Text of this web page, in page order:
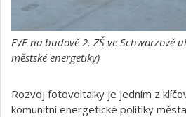
FVE na budově 2. ZŠ ve Schwarzově
městské energetiky)
Rozvoj fotovoltaiky je jedním z
komunitní energetické politiky